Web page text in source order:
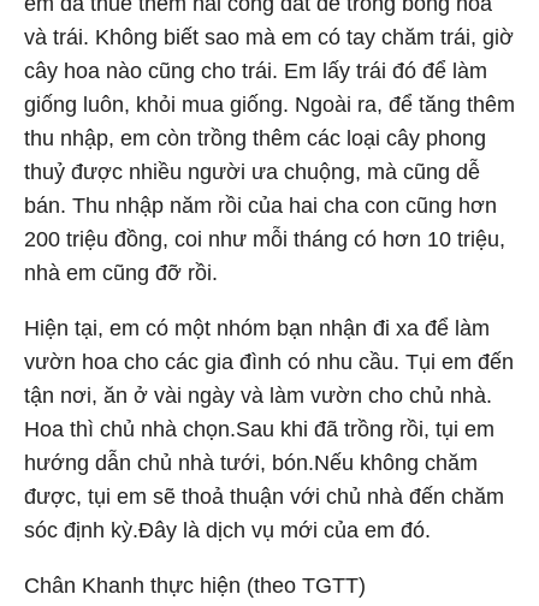
và trái. Không biết sao mà em có tay chăm trái, giờ
cây hoa nào cũng cho trái. Em lấy trái đó để làm
giống luôn, khỏi mua giống. Ngoài ra, để tăng thêm
thu nhập, em còn trồng thêm các loại cây phong
thuỷ được nhiều người ưa chuộng, mà cũng dễ
bán. Thu nhập năm rồi của hai cha con cũng hơn
200 triệu đồng, coi như mỗi tháng có hơn 10 triệu,
nhà em cũng đỡ rồi.
Hiện tại, em có một nhóm bạn nhận đi xa để làm
vườn hoa cho các gia đình có nhu cầu. Tụi em đến
tận nơi, ăn ở vài ngày và làm vườn cho chủ nhà.
Hoa thì chủ nhà chọn.Sau khi đã trồng rồi, tụi em
hướng dẫn chủ nhà tưới, bón.Nếu không chăm
được, tụi em sẽ thoả thuận với chủ nhà đến chăm
sóc định kỳ.Đây là dịch vụ mới của em đó.
Chân Khanh thực hiện (theo TGTT)